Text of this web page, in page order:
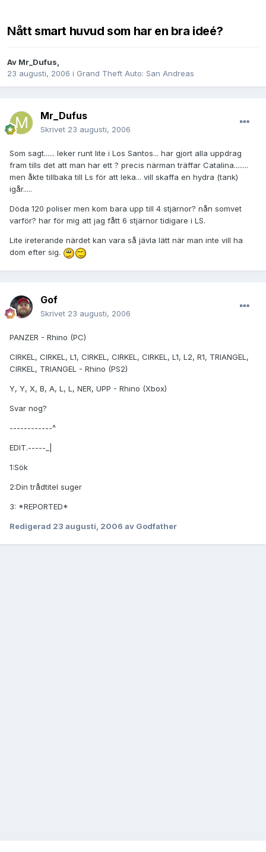
Nått smart huvud som har en bra ideé?
Av Mr_Dufus,
23 augusti, 2006 i Grand Theft Auto: San Andreas
Mr_Dufus
Skrivet 23 augusti, 2006
Som sagt...... leker runt lite i Los Santos... har gjort alla uppdrag
fram tills det att man har ett ? precis närman träffar Catalina........
men åkte tillbaka till Ls för att leka... vill skaffa en hydra (tank)
igår.....
Döda 120 poliser men kom bara upp till 4 stjärnor? nån somvet
varför? har för mig att jag fått 6 stjärnor tidigare i LS.
Lite ireterande närdet kan vara så jävla lätt när man inte vill ha
dom efter sig.
Gof
Skrivet 23 augusti, 2006
PANZER - Rhino (PC)
CIRKEL, CIRKEL, L1, CIRKEL, CIRKEL, CIRKEL, L1, L2, R1, TRIANGEL,
CIRKEL, TRIANGEL - Rhino (PS2)
Y, Y, X, B, A, L, L, NER, UPP - Rhino (Xbox)
Svar nog?
------------^
EDIT.-----_|
1:Sök
2:Din trådtitel suger
3: *REPORTED*
Redigerad 23 augusti, 2006 av Godfather